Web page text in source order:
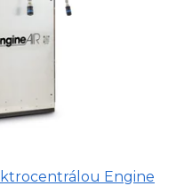
Engine